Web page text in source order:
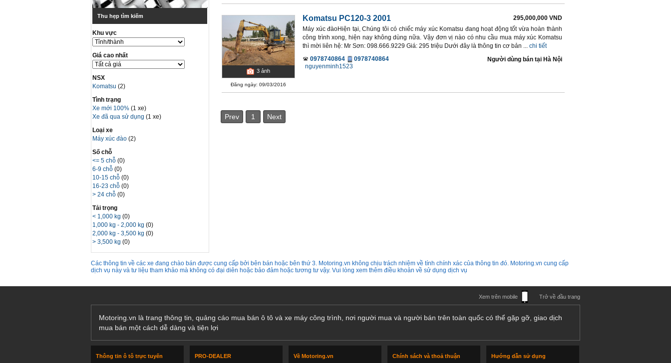
Thu hẹp tìm kiếm
Khu vực
Giá cao nhất
NSX
Komatsu(2)
Tình trạng
Xe mới 100% (1 xe)
Xe đã qua sử dụng (1 xe)
Loại xe
Máy xúc đào(2)
Số chỗ
<= 5 chỗ(0)
6-9 chỗ(0)
10-15 chỗ(0)
16-23 chỗ(0)
> 24 chỗ(0)
Tải trọng
< 1,000 kg(0)
1,000 kg - 2,000 kg(0)
2,000 kg - 3,500 kg(0)
> 3,500 kg(0)
3 ảnh
Đăng ngày: 09/03/2016
Komatsu PC120-3 2001
295,000,000 VND
Máy xúc đàoHiện tại, Chúng tôi có chiếc máy xúc Komatsu đang hoạt động tốt vừa hoàn thành
công trình xong, hiện nay không dùng nữa. Vậy đơn vị nào có nhu cầu mua máy xúc Komatsu
thì mời liên hệ: Mr Sơn: 098.666.9229 Giá: 295 triệu Dưới đây là thông tin cơ bản ... chi tiết
0978740864
0978740864
nguyenminh1523
Người dùng bán tại Hà Nội
Prev 1 Next
Các thông tin về các xe đang chào bán được cung cấp bởi bên bán hoặc bên thứ 3. Motoring.vn không chịu trách nhiệm về tính chính xác của thông tin đó. Motoring.vn cung cấp
dịch vụ này và tư liệu tham khảo mà không có đại diên hoặc bảo đảm hoặc tương tư vậy. Vui lòng xem thêm điều khoản về sử dụng dịch vụ
Xem trên mobile Trở về đầu trang
Motoring.vn là trang thông tin, quảng cáo mua bán ô tô và xe máy công trình, nơi người mua và người bán trên toàn quốc có thể gặp gỡ, giao dịch
mua bán một cách dễ dàng và tiện lợi
Thông tin ô tô trực tuyến PRO-DEALER Về Motoring.vn Chính sách và thoả thuận Hướng dẫn sử dụng